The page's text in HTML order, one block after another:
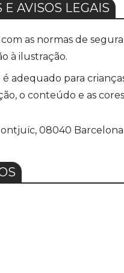
AVISOS LEGAIS
as normas de
à ilustração.
adequado para
o conteúdo e as
08040 Barcelona